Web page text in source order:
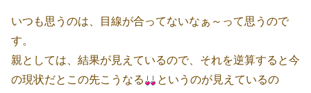
いつも思うのは、目線が合ってないなぁ～って思うので
す。
親としては、結果が見えているので、それを逆算すると今
の現状だとこの先こうなる
というのが見えているの